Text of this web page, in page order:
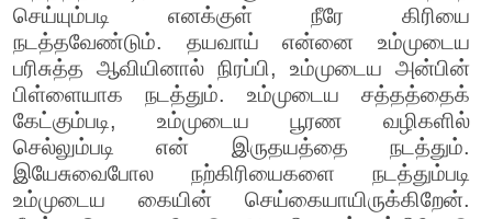
செய்யும்படி எனக்குள் நீரே கிரியை
நடத்தவேண்டும். தயவாய் என்னை உம்முடைய
பரிசுத்த ஆவியினால் நிரப்பி, உம்முடைய அன்பின்
பிள்ளையாக நடத்தும். உம்முடைய சத்தத்தைக்
கேட்கும்படி, உம்முடைய பூரண வழிகளில்
செல்லும்படி என் இருதயத்தை நடத்தும்.
இயேசுவைபோல நற்கிரியைகளை நடத்தும்படி
உம்முடைய கையின் செய்கையாயிருக்கிறேன்.